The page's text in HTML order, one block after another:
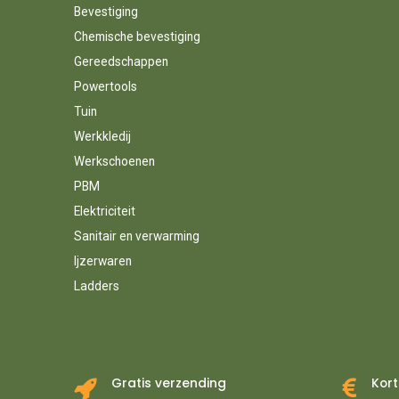
Bevestiging
Chemische bevestiging
Gereedschappen
Powertools
Tuin
Werkkledij
Werkschoenen
PBM
Elektriciteit
Sanitair en verwarming
Ijzerwaren
Ladders
Gratis verzending